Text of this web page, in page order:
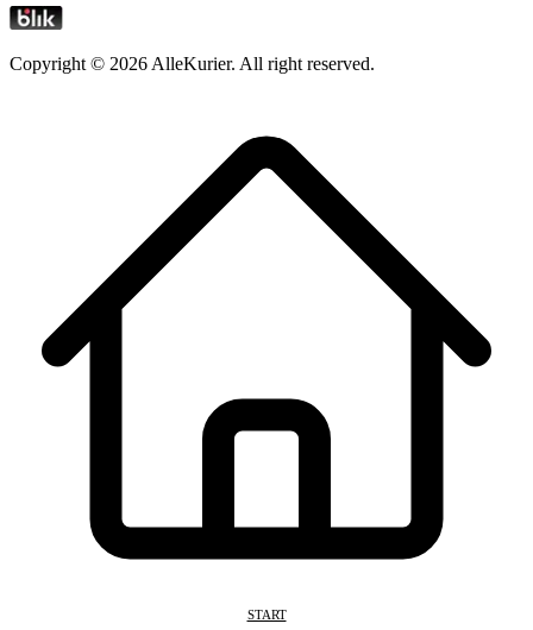
Copyright © 2026 AlleKurier. All right reserved.
START